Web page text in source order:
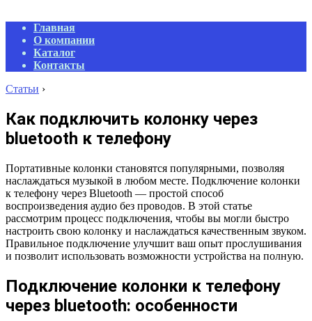
Primary
Navigation
Menu
Главная
О компании
Каталог
Контакты
Статьи ›
Как подключить колонку через
bluetooth к телефону
Портативные колонки становятся популярными, позволяя
наслаждаться музыкой в любом месте. Подключение колонки
к телефону через Bluetooth — простой способ
воспроизведения аудио без проводов. В этой статье
рассмотрим процесс подключения, чтобы вы могли быстро
настроить свою колонку и наслаждаться качественным звуком.
Правильное подключение улучшит ваш опыт прослушивания
и позволит использовать возможности устройства на полную.
Подключение колонки к телефону
через bluetooth: особенности